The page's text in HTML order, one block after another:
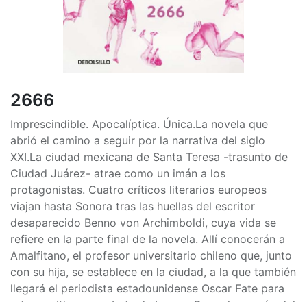
2666
Imprescindible. Apocalíptica. Única.La novela que
abrió el camino a seguir por la narrativa del siglo
XXI.La ciudad mexicana de Santa Teresa -trasunto de
Ciudad Juárez- atrae como un imán a los
protagonistas. Cuatro críticos literarios europeos
viajan hasta Sonora tras las huellas del escritor
desaparecido Benno von Archimboldi, cuya vida se
refiere en la parte final de la novela. Allí conocerán a
Amalfitano, el profesor universitario chileno que, junto
con su hija, se establece en la ciudad, a la que también
llegará el periodista estadounidense Oscar Fate para